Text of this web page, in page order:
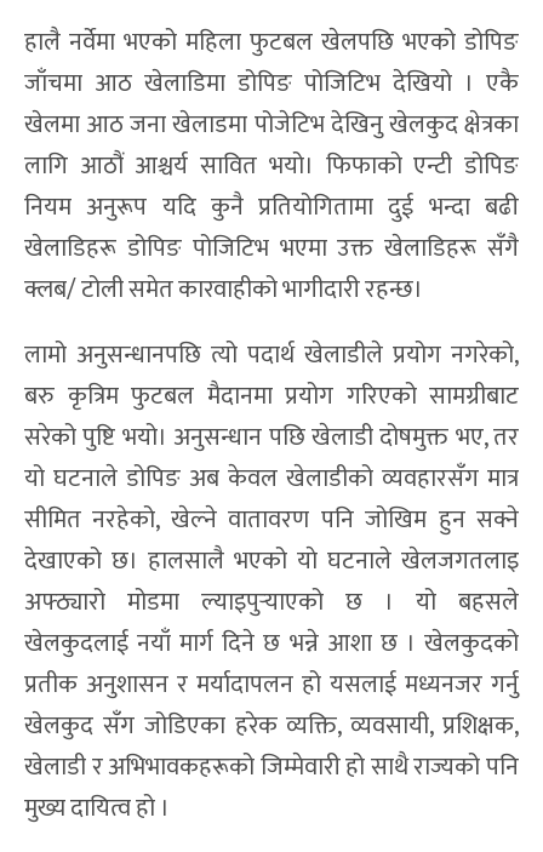
हालै नर्वेमा भएको महिला फुटबल खेलपछि भएको डोपिङ
जाँचमा आठ खेलाडिमा डोपिङ पोजिटिभ देखियो । एकै
खेलमा आठ जना खेलाडमा पोजेटिभ देखिनु खेलकुद क्षेत्रका
लागि आठौं आश्चर्य सावित भयो। फिफाको एन्टी डोपिङ
नियम अनुरूप यदि कुनै प्रतियोगितामा दुई भन्दा बढी
खेलाडिहरू डोपिङ पोजिटिभ भएमा उक्त खेलाडिहरू सँगै
क्लब/ टोली समेत कारवाहीको भागीदारी रहन्छ।
लामो अनुसन्धानपछि त्यो पदार्थ खेलाडीले प्रयोग नगरेको,
बरु कृत्रिम फुटबल मैदानमा प्रयोग गरिएको सामग्रीबाट
सरेको पुष्टि भयो। अनुसन्धान पछि खेलाडी दोषमुक्त भए, तर
यो घटनाले डोपिङ अब केवल खेलाडीको व्यवहारसँग मात्र
सीमित नरहेको, खेल्ने वातावरण पनि जोखिम हुन सक्ने
देखाएको छ। हालसालै भएको याे घटनाले खेलजगतलाइ
अफ्ठ्यारो मोडमा ल्याइपुर्‍याएको छ । यो बहसले
खेलकुदलाई नयाँ मार्ग दिने छ भन्ने आशा छ । खेलकुदको
प्रतीक अनुशासन र मर्यादापलन हो यसलाई मध्यनजर गर्नु
खेलकुद सँग जोडिएका हरेक व्यक्ति, व्यवसायी, प्रशिक्षक,
खेलाडी र अभिभावकहरूको जिम्मेवारी हो साथै राज्यको पनि
मुख्य दायित्व हो ।